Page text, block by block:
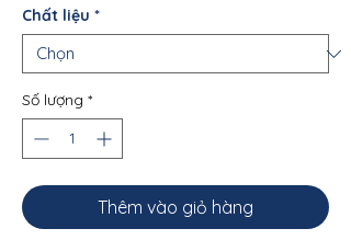
Chất liệu *
Số lượng *
Thêm vào giỏ hàng